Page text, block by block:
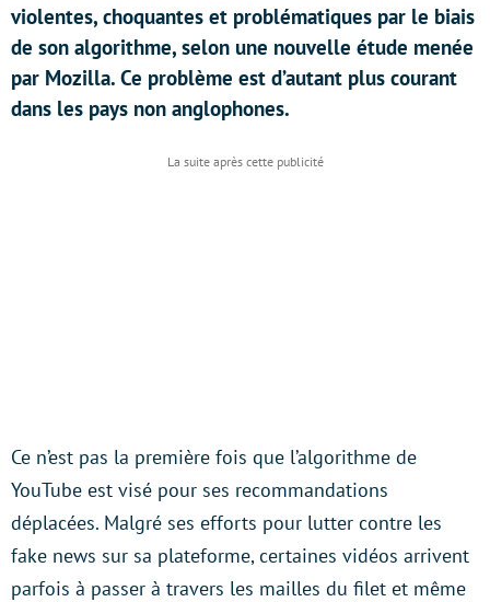
violentes, choquantes et problématiques par le biais
de son algorithme, selon une nouvelle étude menée
par Mozilla. Ce problème est d’autant plus courant
dans les pays non anglophones.
Ce n’est pas la première fois que l’algorithme de
YouTube est visé pour ses recommandations
déplacées. Malgré ses efforts pour lutter contre les
fake news sur sa plateforme, certaines vidéos arrivent
parfois à passer à travers les mailles du filet et même